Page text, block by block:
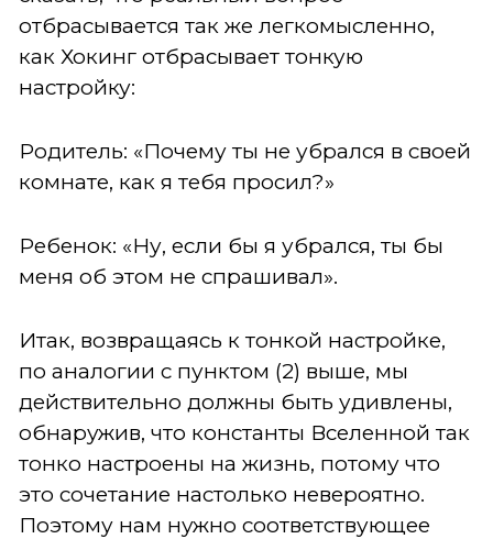
отбрасывается так же легкомысленно,
как Хокинг отбрасывает тонкую
настройку:
Родитель: «Почему ты не убрался в своей
комнате, как я тебя просил?»
Ребенок: «Ну, если бы я убрался, ты бы
меня об этом не спрашивал».
Итак, возвращаясь к тонкой настройке,
по аналогии с пунктом (2) выше, мы
действительно должны быть удивлены,
обнаружив, что константы Вселенной так
тонко настроены на жизнь, потому что
это сочетание настолько невероятно.
Поэтому нам нужно соответствующее